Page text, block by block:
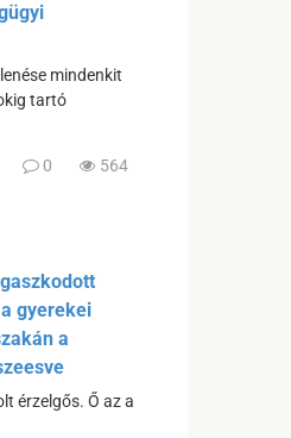
mindenkit
tartó
0 564
gyerekei
a
érzelgős. Ő az a